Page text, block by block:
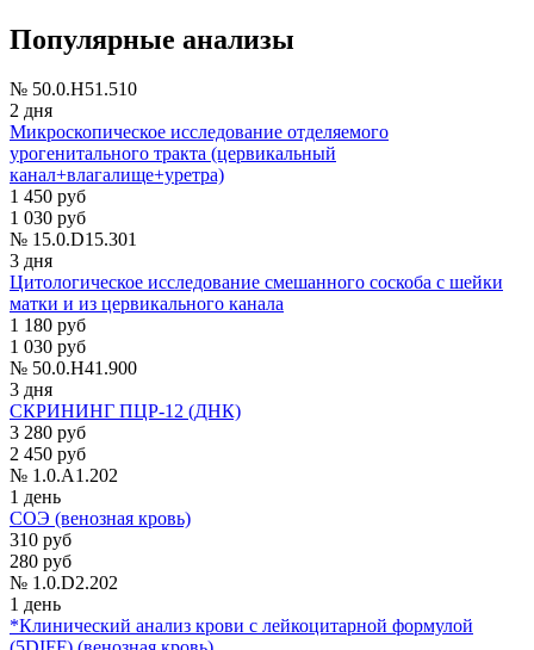
Популярные анализы
№ 50.0.H51.510
2 дня
Микроскопическое исследование отделяемого
урогенитального тракта (цервикальный
канал+влагалище+уретра)
1 450 руб
1 030 руб
№ 15.0.D15.301
3 дня
Цитологическое исследование смешанного соскоба c шейки
матки и из цервикального канала
1 180 руб
1 030 руб
№ 50.0.H41.900
3 дня
СКРИНИНГ ПЦР-12 (ДНК)
3 280 руб
2 450 руб
№ 1.0.A1.202
1 день
СОЭ (венозная кровь)
310 руб
280 руб
№ 1.0.D2.202
1 день
*Клинический анализ крови с лейкоцитарной формулой